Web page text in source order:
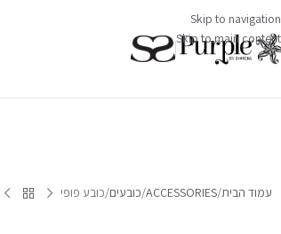
Skip to navigation
Skip to main content
עמוד הבית ACCESSORIES כובעים כובע פופי